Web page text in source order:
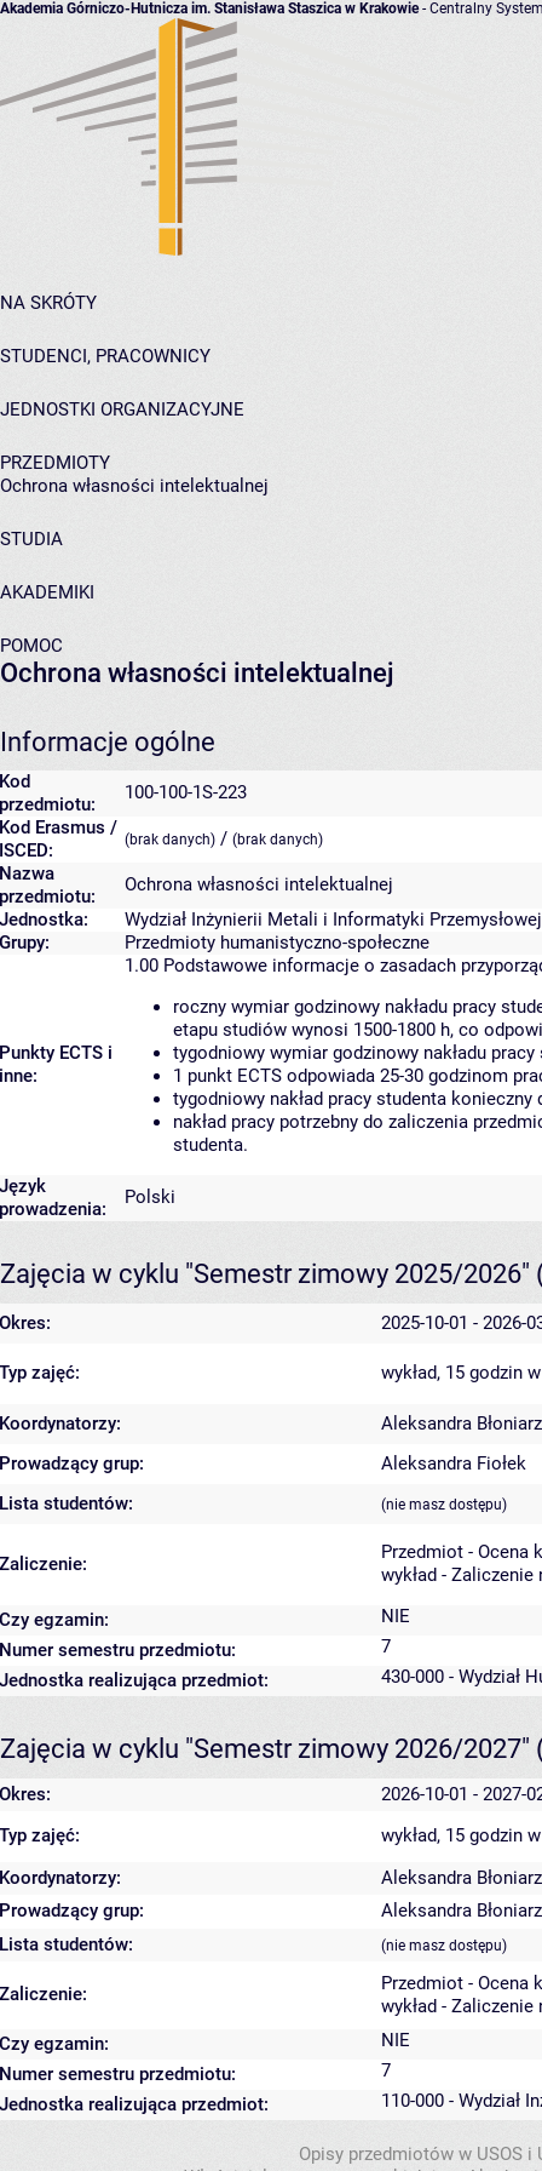
Akademia Górniczo-Hutnicza im. Stanisława Staszica w Krakowie- Centralny
NA SKRÓTY
STUDENCI, PRACOWNICY
JEDNOSTKI ORGANIZACYJNE
PRZEDMIOTY
Ochrona własności intelektualnej
STUDIA
AKADEMIKI
POMOC
Ochrona własności intelektualnej
Informacje ogólne
Kod
przedmiotu:
100-100-1S-223
Kod Erasmus /
ISCED:
(brak danych) / (brak danych)
Nazwa
przedmiotu:
Ochrona własności intelektualnej
Jednostka:
Wydział Inżynierii Metali i Informatyki Przemysłowej
Grupy:
Przedmioty humanistyczno-społeczne
Punkty ECTS i
inne:
1.00 Podstawowe informacje o zasadach
roczny wymiar godzinowy nakładu pracy
etapu studiów wynosi 1500-1800 h, co
tygodniowy wymiar godzinowy nakładu
1 punkt ECTS odpowiada 25-30 godzinom
tygodniowy nakład pracy studenta
nakład pracy potrzebny do zaliczenia
studenta.
Język
prowadzenia:
Polski
Zajęcia w cyklu "Semestr zimowy 2025/2026"
Okres: 2025-10-01 - 2026-
Typ zajęć: wykład, 15 godzin
Koordynatorzy:
Aleksandra Błoniarz
Prowadzący grup:
Aleksandra Fiołek
Lista studentów:
(nie masz dostępu)
Zaliczenie:
Przedmiot - Ocena
wykład - Zaliczenie
Czy egzamin:
NIE
Numer semestru przedmiotu:
7
Jednostka realizująca przedmiot:
430-000 - Wydział
Zajęcia w cyklu "Semestr zimowy 2026/2027"
Okres:
2026-10-01 - 2027-
Typ zajęć:
wykład, 15 godzin
Koordynatorzy:
Aleksandra Błoniarz
Prowadzący grup:
Aleksandra Błoniarz
Lista studentów:
(nie masz dostępu)
Zaliczenie:
Przedmiot - Ocena
wykład - Zaliczenie
Czy egzamin:
NIE
Numer semestru przedmiotu:
7
Jednostka realizująca przedmiot:
110-000 - Wydział
Opisy przedmiotów w USOS